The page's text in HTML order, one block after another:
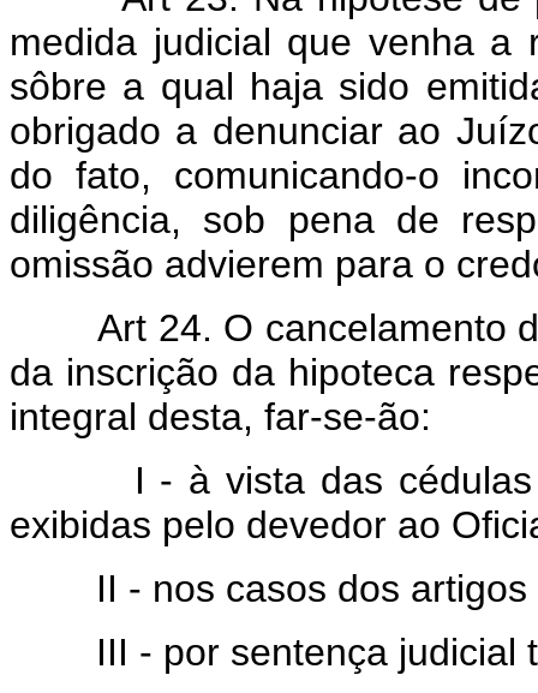
medida judicial que venha a
sôbre a qual haja sido
obrigado a denunciar ao
do fato, comunicando-o
diligência, sob pena de
omissão advierem para o
Art 24. O cancelamento
da inscrição da hipoteca
integral desta, far-se-ão:
I - à vista das cédulas
exibidas pelo devedor ao
II - nos casos dos artigos
III - por sentença judicial